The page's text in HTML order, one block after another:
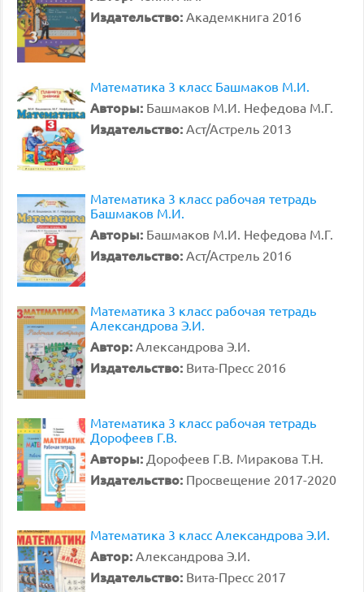
Издательство: Академкнига 2016
Математика 3 класс Башмаков М.И.
Авторы: Башмаков М.И. Нефедова М.Г.
Издательство: Аст/Астрель 2013
Математика 3 класс рабочая тетрадь
Башмаков М.И.
Авторы: Башмаков М.И. Нефедова М.Г.
Издательство: Аст/Астрель 2016
Математика 3 класс рабочая тетрадь
Александрова Э.И.
Автор: Александрова Э.И.
Издательство: Вита-Пресс 2016
Математика 3 класс рабочая тетрадь
Дорофеев Г.В.
Авторы: Дорофеев Г.В. Миракова Т.Н.
Издательство: Просвещение 2017-2020
Математика 3 класс Александрова Э.И.
Автор: Александрова Э.И.
Издательство: Вита-Пресс 2017